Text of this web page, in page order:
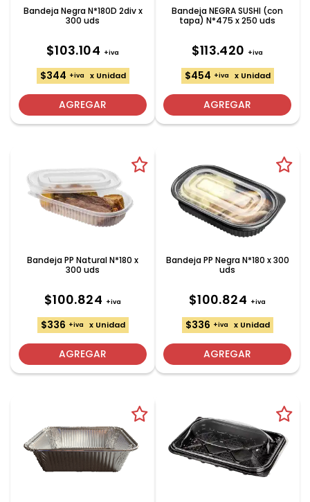
Bandeja Negra N*180D 2div x
300 uds
$103.104 +iva
$344 +iva x Unidad
AGREGAR
Bandeja NEGRA SUSHI (con
tapa) N*475 x 250 uds
$113.420 +iva
$454 +iva x Unidad
AGREGAR
Bandeja PP Natural N*180 x
300 uds
$100.824 +iva
$336 +iva x Unidad
AGREGAR
Bandeja PP Negra N*180 x 300
uds
$100.824 +iva
$336 +iva x Unidad
AGREGAR